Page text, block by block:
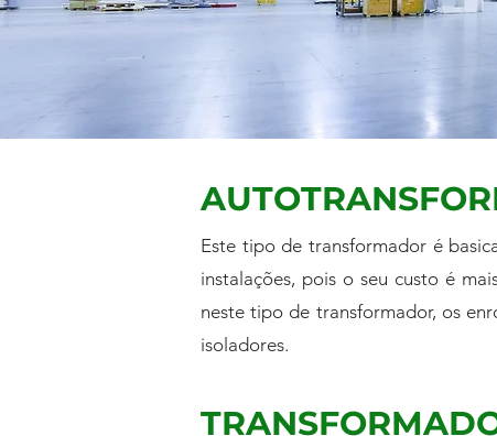
Este tipo de transformador é
instalações, pois o seu custo é
neste tipo de transformador, os
isoladores.